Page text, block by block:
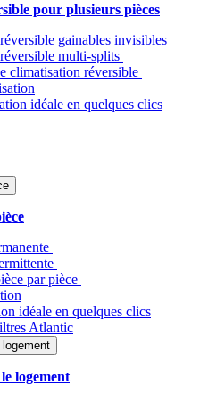
pour plusieurs pièces
gainables invisibles
multi-splits
climatisation réversible
idéale en quelques clics
par pièce
idéale en quelques clics
Atlantic
logement